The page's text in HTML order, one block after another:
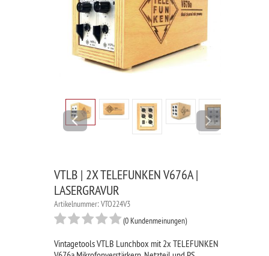
Next
VTLB | 2X TELEFUNKEN V676A |
LASERGRAVUR
Artikelnummer: VTO224V3
(0 Kundenmeinungen)
Vintagetools VTLB Lunchbox mit 2x TELEFUNKEN